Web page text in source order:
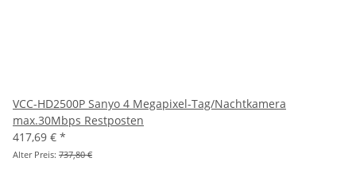
VCC-HD2500P Sanyo 4 Megapixel-Tag/Nachtkamera
max.30Mbps Restposten
417,69 € *
Alter Preis: 737,80 €